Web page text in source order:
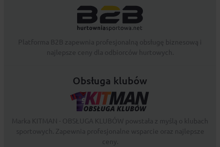
Obsługa klubów